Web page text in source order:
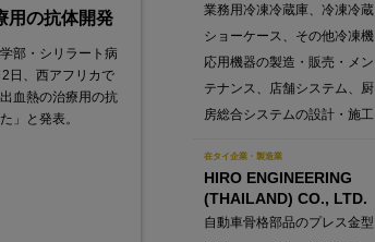
用の抗体開発
部・シリラート病
日、西アフリカで
血熱の治療用の抗
」と発表。
業務用冷凍冷蔵庫、冷凍冷蔵
ショーケース、その他冷凍機
応用機器の製造・販売・メン
テナンス、店舗システム、厨
房総合システムの設計・施工
在タイ企業・製造業
HIRO ENGINEERING
(THAILAND) CO., LTD.
自動車骨格部品のプレス金型